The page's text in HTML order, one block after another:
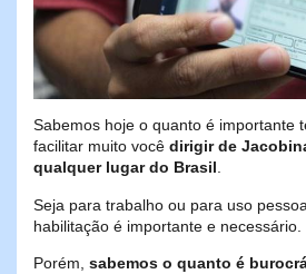
Sabemos hoje o quanto é importante
facilitar muito você dirigir de
qualquer lugar do Brasil.
Seja para trabalho ou para uso
habilitação é importante e necessário.
Porém, sabemos o quanto é